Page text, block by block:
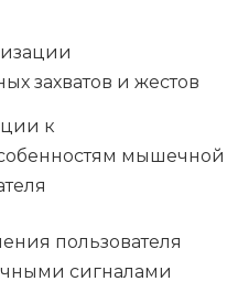
захватов и жестов
к
мышечной
пользователя
сигналами